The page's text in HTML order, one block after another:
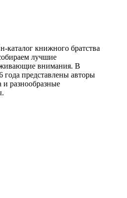
каталог книжного братства
лучшие
внимания. В
года представлены авторы
и разнообразные